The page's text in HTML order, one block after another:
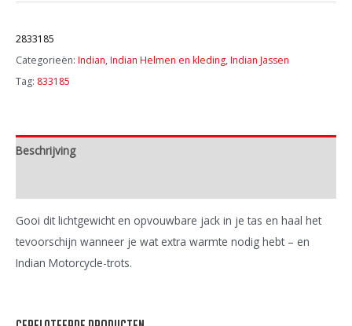
zwart
aantal
2833185
Categorieën: Indian,Indian Helmen en kleding,Indian Jassen
Tag: 833185
Beschrijving
Gooi dit lichtgewicht en opvouwbare jack in je tas en haal het
tevoorschijn wanneer je wat extra warmte nodig hebt – en
Indian Motorcycle-trots.